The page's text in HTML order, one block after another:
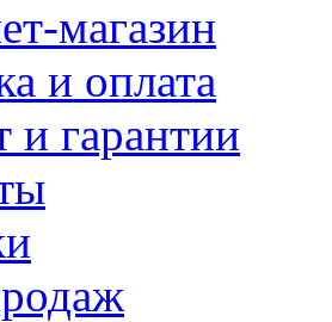
магазин
и оплата
и гарантии